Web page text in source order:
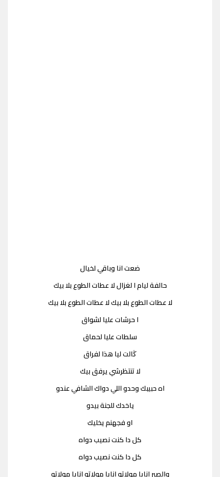
ضعت انا وباقي لخيال
حالفة ليام ا لغزال لا عطات الطوع بلا بيك
لا عطات الطوع بلا بيك لا عطات الطوع بلا بيك
ا حرشات عليا لشواق
سلطات عليا لحماق
ڭالت ليا هذا لفراق
لا تنتظرشي يرفق بيك
اه حبيبك وحدو اللي دواك الشافي عندو
ياخدك للجنة بيدو
او فجهنم يخليك
كل دا كنت نصيب دواه
كل دا كنت نصيب دواه
والصبر انايا مولاتو انايا مولاتو انايا مولاتو